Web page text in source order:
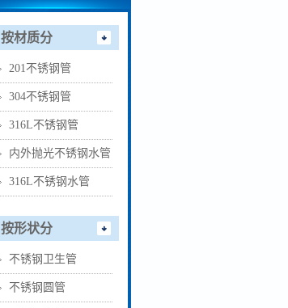
按材质分
201不锈钢管
304不锈钢管
316L不锈钢管
内外抛光不锈钢水管
316L不锈钢水管
按形状分
不锈钢卫生管
不锈钢圆管